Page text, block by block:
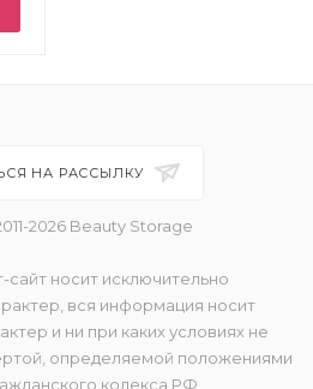
НА РАССЫЛКУ
2026 Beauty Storage
сайт носит исключительно
вся информация носит
и ни при каких условиях не
определяемой положениями
кодекса РФ